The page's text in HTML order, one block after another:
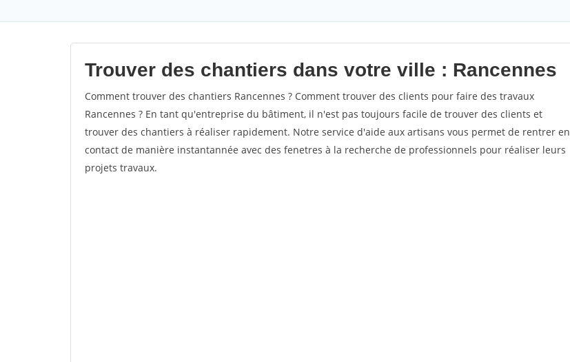
Trouver des chantiers dans votre ville : Rancennes
Comment trouver des chantiers Rancennes ? Comment trouver des clients pour faire des travaux
Rancennes ? En tant qu'entreprise du bâtiment, il n'est pas toujours facile de trouver des clients et
trouver des chantiers à réaliser rapidement. Notre service d'aide aux artisans vous permet de rentrer en
contact de manière instantannée avec des fenetres à la recherche de professionnels pour réaliser leurs
projets travaux.